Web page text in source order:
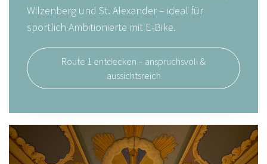
Wilzenberg und St. Alexander – ideal für
sportlich Ambitionierte mit E-Bike.
Route 1 entdecken – anspruchsvoll &
aussichtsreich